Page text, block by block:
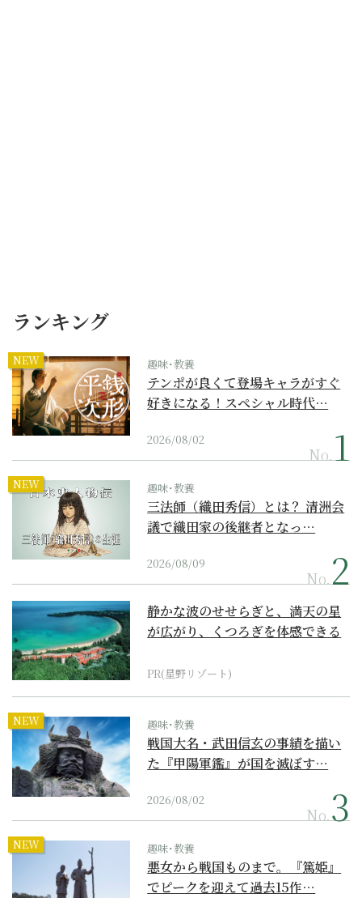
ランキング
NEW 趣味･教養
テンポが良くて登場キャラがすぐ
好きになる！スペシャル時代…
2026/08/02
No.
NEW 趣味･教養
三法師（織田秀信）とは？ 清洲会
議で織田家の後継者となっ…
2026/08/09
No.
静かな波のせせらぎと、満天の星
が広がり、くつろぎを体感できる
PR(星野リゾート)
NEW 趣味･教養
戦国大名・武田信玄の事績を描い
た『甲陽軍鑑』が国を滅ぼす…
2026/08/02
No.
NEW 趣味･教養
悪女から戦国ものまで。『篤姫』
でピークを迎えて過去15作…